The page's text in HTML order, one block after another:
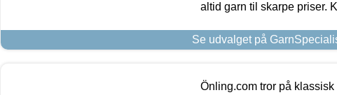
altid garn til skarpe priser.
Se udvalget på
Önling.com tror på